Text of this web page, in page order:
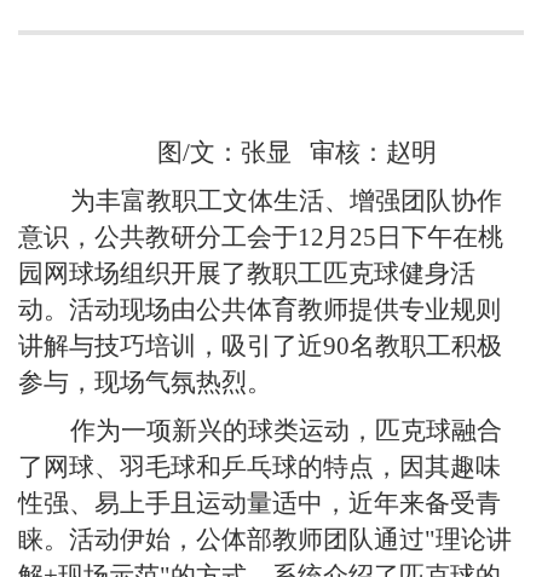
图/文：张显 审核：赵明
为丰富教职工文体生活、增强团队协作
意识，公共教研分工会于12月 25 日下午在桃
园网球场组织开展了教职工匹克球健身活
动。 活动现场由公共体育教师提供专业规则
讲解与技巧培训，吸引了近90名教职工积极
参与，现场气氛热烈。
作为一项新兴的球类运动，匹克球融合
了网球、羽毛球和乒乓球的特点，因其趣味
性强、易上手且运动量适中，近年来备受青
睐。活动伊始，公体部教师团队通过"理论讲